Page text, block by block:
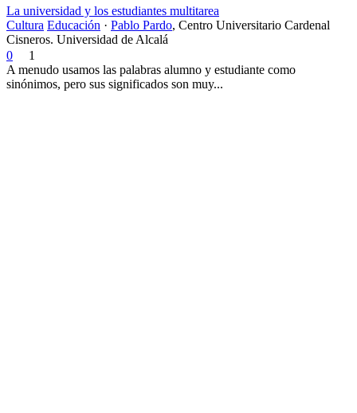
La universidad y los estudiantes multitarea
Cultura Educación · Pablo Pardo, Centro Universitario Cardenal
Cisneros. Universidad de Alcalá
0
1
A menudo usamos las palabras alumno y estudiante como
sinónimos, pero sus significados son muy...